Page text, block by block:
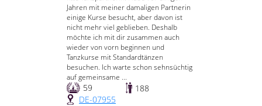
Jahren mit meiner damaligen Partnerin
einige Kurse besucht, aber davon ist
nicht mehr viel geblieben. Deshalb
möchte ich mit dir zusammen auch
wieder von vorn beginnen und
Tanzkurse mit Standardtänzen
besuchen. Ich warte schon sehnsüchtig
auf gemeinsame ...
59
188
DE-07955